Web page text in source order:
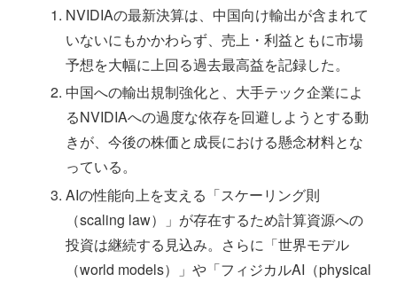
NVIDIAの最新決算は、中国向け輸出が含まれて
いないにもかかわらず、売上・利益ともに市場
予想を大幅に上回る過去最高益を記録した。
中国への輸出規制強化と、大手テック企業によ
るNVIDIAへの過度な依存を回避しようとする動
きが、今後の株価と成長における懸念材料とな
っている。
AIの性能向上を支える「スケーリング則
（scaling law）」が存在するため計算資源への
投資は継続する見込み。さらに「世界モデル
（world models）」や「フィジカルAI（physical